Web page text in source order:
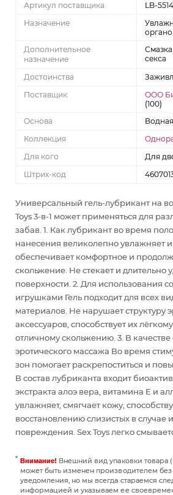
Артикул поставщика
LB-
Назначение
Дополнительное
назначение
секса
Достоинства
Поставщик
ООО
(100)
Основа
Водная
Коллекция
Для кого
Для
Штрих-код
Универсальный гель-лубрикант на
Toys 3-в-1 может применяться для
забав. 1. Как лубрикант во время
нанесения великолепно увлажняет
обеспечивает комфортное и
скольжение. Не стекает и длительно
поверхности. 2. Для использования
игрушками Гель подходит для всех
материалов. Не нарушает структуру
аксессуаров, способствует их
отличному скольжению. 3. В качестве
эротического массажа Во время
зон помогает раскрепоститься и
В состав лубриканта входит
экстракта алоэ вера, витамина Е и
увлажняет, смягчает кожу,
восстановлению слизистых в случае
повреждения. Sex Toys легко
Внимание! Внешний вид упаковки товара
может быть изменен производителем без
уведомления, но мы всегда стараемся
информацией и указываем ее